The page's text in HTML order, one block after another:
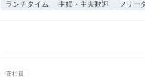
ランチタイム 主婦・主夫歓迎 フリー
正社員